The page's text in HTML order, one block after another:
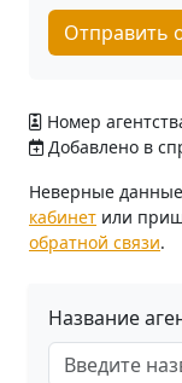
Отправить
Номер
Добавлено в
Неверные
кабинет или
обратной связи.
Название